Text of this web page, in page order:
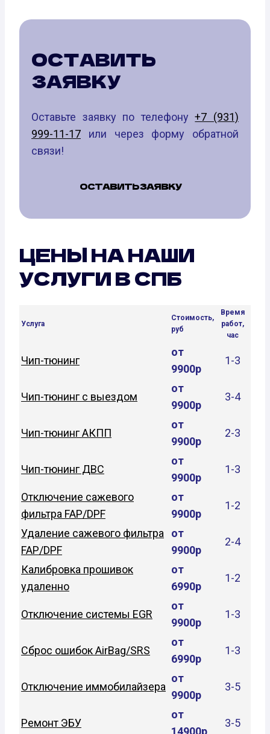
ОСТАВИТЬ
ЗАЯВКУ
Оставьте заявку по телефону+7 (931)
999-11-17 или через форму обратной
связи!
ОСТАВИТЬ ЗАЯВКУ
ЦЕНЫ НА НАШИ
УСЛУГИ В СПБ
Услуга
Стоимость,
руб
Время
работ,
час
Чип-тюнинг
от
9900р
1-3
Чип-тюнинг с выездом
от
9900р
3-4
Чип-тюнинг АКПП
от
9900р
2-3
Чип-тюнинг ДВС
от
9900р
1-3
Отключение сажевого
фильтра FAP/DPF
от
9900р
1-2
Удаление сажевого фильтра
FAP/DPF
от
9900р
2-4
Калибровка прошивок
удаленно
от
6990р
1-2
Отключение системы EGR
от
9900р
1-3
Сброс ошибок AirBag/SRS
от
6990р
1-3
Отключение иммобилайзера
от
9900р
3-5
Ремонт ЭБУ
от
14900р
3-5